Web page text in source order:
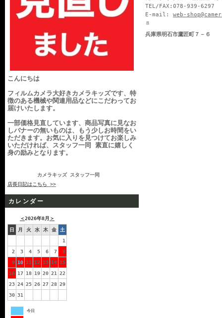
こんにちは
フィルムカメラ大好きカメラキッズです、特
徴のある機械や関連用品などにこだわってお
届けいたします。
一部価格見直しています、商品写真に見なお
しバナーの無いものは、もう少しお時間をい
ただきます。お気に入りを見つけてお楽しみ
いただければ、スタッフ一同 素直に嬉しく
身の励みとなります。
カメラキッズ スタッフ一同
店長日記はこちら >>
カレンダー
＜2026年8月 ＞
日 月 火 水 木 金
土
1
2
3 4 5 6 7
8
9 10 11 12 13 14 15
16 17 18 19 20 21
22
23 24 25 26 27 28 29
30 31
今日
TEL/FAX:078-939-6297
E-mail: web-
８
兵庫県明石市鷹匠町７－６